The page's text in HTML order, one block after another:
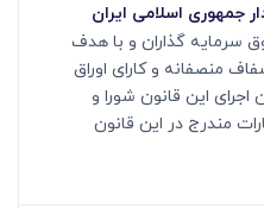
سرمایه گذاران و با هدف
منصفانه و کارای اوراق
این قانون شورا و
مندرج در این قانون